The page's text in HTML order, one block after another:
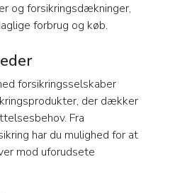
og forsikringsdækninger,
forbrug og køb.
forsikringsselskaber
der dækker
Fra
har du mulighed for at
mod uforudsete